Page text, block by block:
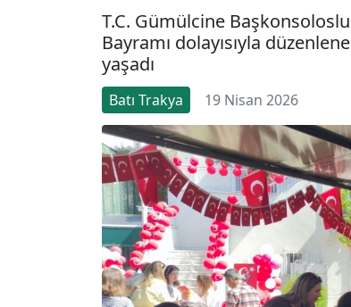
T.C. Gümülcine
Bayramı dolayısıyla
yaşadı
Batı Trakya 19 Nisan 2026